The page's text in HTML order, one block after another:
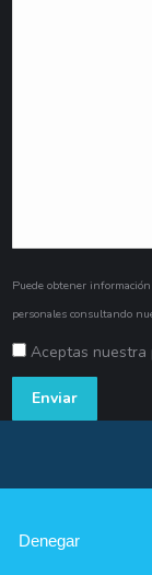
Denegar
Puede obtener
personales consultando
Aceptas nuestra